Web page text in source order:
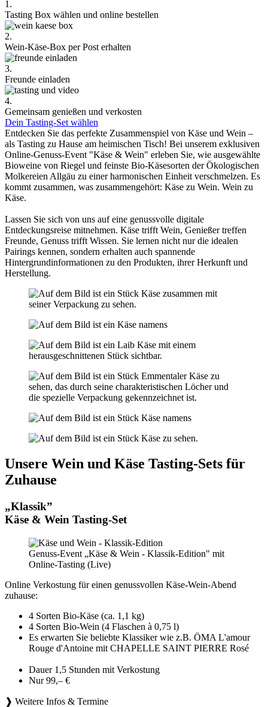
1.
Tasting Box wählen und online bestellen
2.
Wein-Käse-Box per Post erhalten
3.
Freunde einladen
4.
Gemeinsam genießen und verkosten
Dein Tasting-Set wählen
Entdecken Sie das perfekte Zusammenspiel von Käse und Wein –
als Tasting zu Hause am heimischen Tisch! Bei unserem exklusiven
Online-Genuss-Event "Käse & Wein" erleben Sie, wie ausgewählte
Bioweine von Riegel und feinste Bio-Käsesorten der Ökologischen
Molkereien Allgäu zu einer harmonischen Einheit verschmelzen. Es
kommt zusammen, was zusammengehört: Käse zu Wein. Wein zu
Käse.
Lassen Sie sich von uns auf eine genussvolle digitale
Entdeckungsreise mitnehmen. Käse trifft Wein, Genießer treffen
Freunde, Genuss trifft Wissen. Sie lernen nicht nur die idealen
Pairings kennen, sondern erhalten auch spannende
Hintergrundinformationen zu den Produkten, ihrer Herkunft und
Herstellung.
Unsere Wein und Käse Tasting-Sets für
Zuhause
„Klassik”
Käse & Wein Tasting-Set
Genuss-Event „Käse & Wein - Klassik-Edition" mit
Online-Tasting (Live)
Online Verkostung für einen genussvollen Käse-Wein-Abend
zuhause:
4 Sorten Bio-Käse (ca. 1,1 kg)
4 Sorten Bio-Wein (4 Flaschen à 0,75 l)
Es erwarten Sie beliebte Klassiker wie z.B. ÖMA L'amour
Rouge d'Antoine mit CHAPELLE SAINT PIERRE Rosé
Dauer 1,5 Stunden mit Verkostung
Nur 99,– €
❱ Weitere Infos & Termine